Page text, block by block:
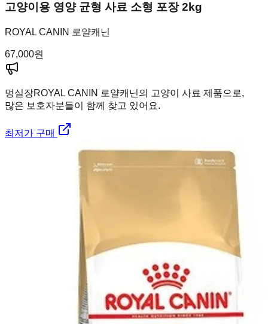
고양이용 영양 균형 사료 소형 포장 2kg
ROYAL CANIN 로얄캐닌
67,000원
멍실장ROYAL CANIN 로얄캐닌의 고양이 사료 제품으로,
많은 보호자분들이 함께 찾고 있어요.
최저가 구매